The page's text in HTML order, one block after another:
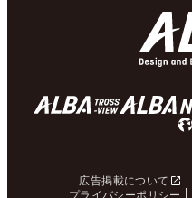
広告掲載について
プライバシーポリシー